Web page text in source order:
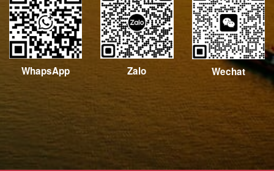
WhapsApp Zalo Wechat